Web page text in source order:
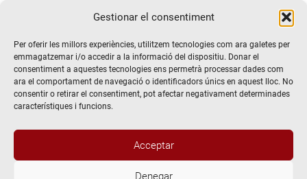
Gestionar el consentiment
Per oferir les millors experiències, utilitzem tecnologies com ara galetes per
emmagatzemar i/o accedir a la informació del dispositiu. Donar el
consentiment a aquestes tecnologies ens permetrà processar dades com
ara el comportament de navegació o identificadors únics en aquest lloc. No
consentir o retirar el consentiment, pot afectar negativament determinades
característiques i funcions.
Acceptar
Denegar